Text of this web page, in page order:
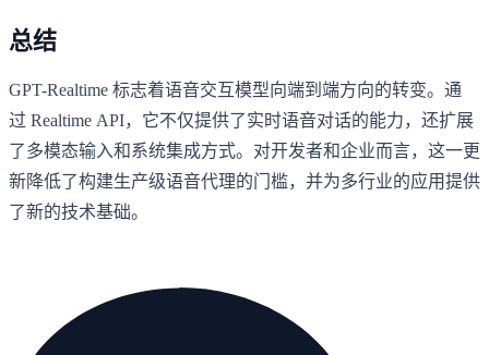
总结
GPT-Realtime 标志着语音交互模型向端到端方向的转变。通
过 Realtime API，它不仅提供了实时语音对话的能力，还扩展
了多模态输入和系统集成方式。对开发者和企业而言，这一更
新降低了构建生产级语音代理的门槛，并为多行业的应用提供
了新的技术基础。